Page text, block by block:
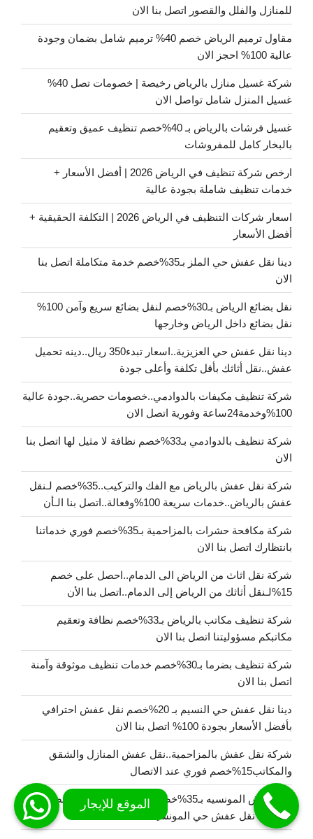
للمنازل والفلل والقصور اتصل بنا الان
مقاول ترميم الرياض خصم 40% ترميم شامل بضمان وجودة
عالية 100% احجز الان
شركة غسيل منازل بالرياض رخيصة | خصومات تصل 40%
غسيل المنزل شامل تواصل الان
غسيل فرشات بالرياض بـ 40%خصم تنظيف عميق وتعقيم
بالبخار كامل للمفروشات
ارخص شركة تنظيف في الرياض 2026 | أفضل الأسعار +
خدمات تنظيف شاملة بجودة عالية
اسعار شركات التنظيف في الرياض 2026 | التكلفة الحقيقية +
أفضل الأسعار
دينا نقل عفش حي الملز بـ35%خصم خدمة متكاملة اتصل بنا
الان
نقل بضائع الرياض بـ30%خصم لنقل بضائع سريع وآمن 100%
نقل بضائع داخل الرياض وخارجها
دينا نقل عفش حي العزيزية..اسعار تبدء350 ريال..دينه تحميل
عفش..نقل أثاثك بأقل تكلفة وأعلى جودة
شركة تنظيف مكيفات بالدوادمي..خصومات حصرية..جودة عالية
100%وخدمة24ساعة وفورية اتصل الان
شركة تنظيف بالدوادمي بـ33%خصم نظافة لا مثيل لها اتصل بنا
الان
شركة نقل عفش بالرياض مع الفك والتركيب..35%خصم لـنقل
عفش بالرياض..خدمات سريعة 100%وفعالة..اتصل بنا الـأن
شركة مكافحة حشرات بالمزاحمية بـ35%خصم فوري خدماتنا
بانتظارك اتصل بنا الان
شركة نقل اثاث من الرياض الى الدمام..احصل على خصم
15%لـنقل أثاثك من الرياض إلى الدمام..اتصل بنا الأن
شركة تنظيف مكاتب بالرياض بـ33%خصم نظافة وتعقيم
مكاتبكم مسؤوليتنا اتصل بنا الان
شركة تنظيف بضرما بـ30%خصم خدمات تنظيف موثوقة وآمنة
اتصل بنا الان
دينا نقل عفش حي النسيم بـ 20%خصم نقل عفش احترافي
بأفضل الأسعار بجودة 100% اتصل بنا الان
شركة نقل عفش بالمزاحمية..نقل عفش المنازل والشقق
والمكاتب15%خصم فوري عند الاتصال
نقل عفش المونسيه بـ35%خصم نقل عفش احترافي اتصل بنا
الان دينا نقل عفش حي المونسية